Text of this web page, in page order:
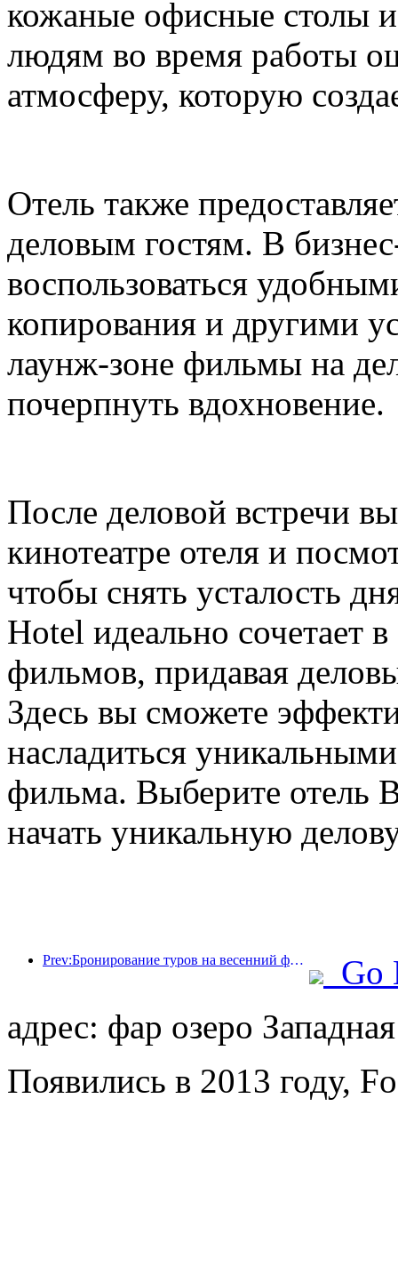
кожаные офисные столы
людям во время работы
атмосферу, которую
Отель также
деловым гостям. В
воспользоваться
копирования и другими
лаунж-зоне фильмы на
почерпнуть вдохновение.
После деловой встречи
кинотеатре отеля и
чтобы снять усталость
Hotel идеально сочетает
фильмов, придавая
Здесь вы сможете
насладиться
фильма. Выберите отель
начать уникальную
Prev:Бронирование туров на весенний фестиваль стремительно растет! 2,3 миллиона гостиничных компаний могут иметь хороший старт
Go
адрес: фар озеро
Появились в 2013 году,